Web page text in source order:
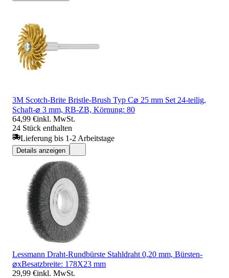
3M Scotch-Brite Bristle-Brush Typ C⌀ 25 mm Set 24-teilig,
Schaft-⌀ 3 mm, RB-ZB, Körnung: 80
64,99 €inkl. MwSt.
24 Stück enthalten
Lieferung bis 1-2 Arbeitstage
Details anzeigen
Lessmann Draht-Rundbürste Stahldraht 0,20 mm, Bürsten-
⌀xBesatzbreite: 178X23 mm
29,99 €inkl. MwSt.